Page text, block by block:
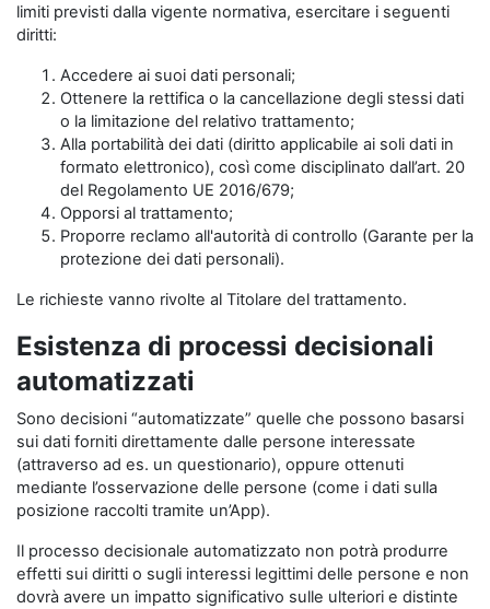
limiti previsti dalla vigente normativa, esercitare i seguenti
diritti:
Accedere ai suoi dati personali;
Ottenere la rettifica o la cancellazione degli stessi dati
o la limitazione del relativo trattamento;
Alla portabilità dei dati (diritto applicabile ai soli dati in
formato elettronico), così come disciplinato dall’art. 20
del Regolamento UE 2016/679;
Opporsi al trattamento;
Proporre reclamo all'autorità di controllo (Garante per la
protezione dei dati personali).
Le richieste vanno rivolte al Titolare del trattamento.
Esistenza di processi decisionali
automatizzati
Sono decisioni “automatizzate” quelle che possono basarsi
sui dati forniti direttamente dalle persone interessate
(attraverso ad es. un questionario), oppure ottenuti
mediante l’osservazione delle persone (come i dati sulla
posizione raccolti tramite un’App).
Il processo decisionale automatizzato non potrà produrre
effetti sui diritti o sugli interessi legittimi delle persone e non
dovrà avere un impatto significativo sulle ulteriori e distinte